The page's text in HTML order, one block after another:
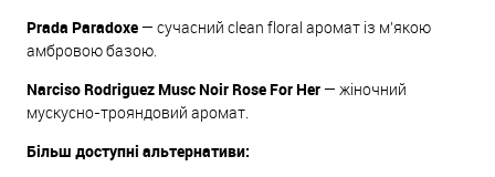
Prada Paradoxe — сучасний clean floral аромат із м’якою
амбровою базою.
Narciso Rodriguez Musc Noir Rose For Her — жіночний
мускусно-трояндовий аромат.
Більш доступні альтернативи: